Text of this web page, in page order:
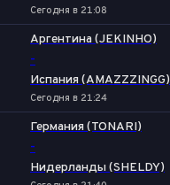
Сегодня в 21:08
Аргентина (JEKINHO)
-
Испания (AMAZZZINGG)
Сегодня в 21:24
Германия (TONARI)
-
Нидерланды (SHELDY)